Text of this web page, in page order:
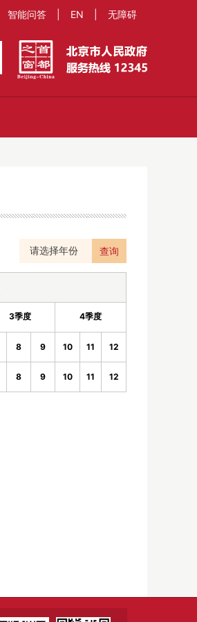
智能问答 EN 无障碍
查询
3季度 4季度
8 9 10 11 12
8 9 10 11 12